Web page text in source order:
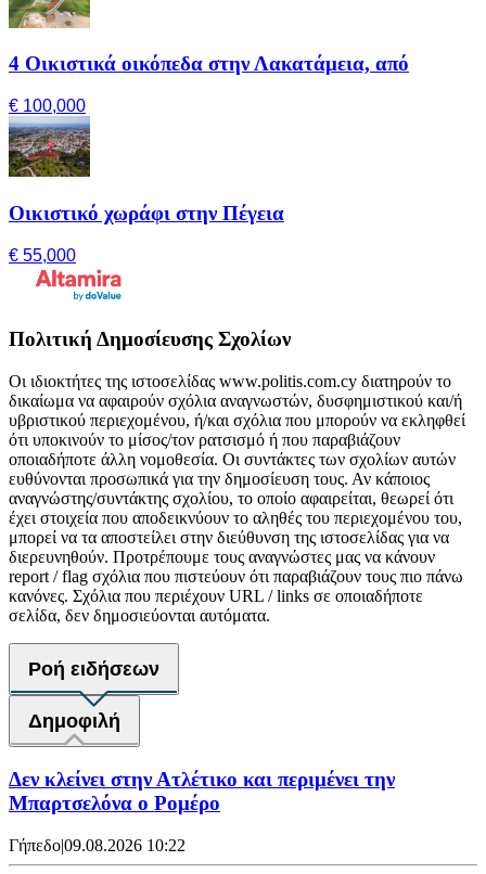
4 Οικιστικά οικόπεδα στην Λακατάμεια, από
€ 100,000
Οικιστικό χωράφι στην Πέγεια
€ 55,000
Πολιτική Δημοσίευσης Σχολίων
Οι ιδιοκτήτες της ιστοσελίδας www.politis.com.cy διατηρούν το
δικαίωμα να αφαιρούν σχόλια αναγνωστών, δυσφημιστικού και/ή
υβριστικού περιεχομένου, ή/και σχόλια που μπορούν να εκληφθεί
ότι υποκινούν το μίσος/τον ρατσισμό ή που παραβιάζουν
οποιαδήποτε άλλη νομοθεσία. Οι συντάκτες των σχολίων αυτών
ευθύνονται προσωπικά για την δημοσίευση τους. Αν κάποιος
αναγνώστης/συντάκτης σχολίου, το οποίο αφαιρείται, θεωρεί ότι
έχει στοιχεία που αποδεικνύουν το αληθές του περιεχομένου του,
μπορεί να τα αποστείλει στην διεύθυνση της ιστοσελίδας για να
διερευνηθούν. Προτρέπουμε τους αναγνώστες μας να κάνουν
report / flag σχόλια που πιστεύουν ότι παραβιάζουν τους πιο πάνω
κανόνες. Σχόλια που περιέχουν URL / links σε οποιαδήποτε
σελίδα, δεν δημοσιεύονται αυτόματα.
Ροή ειδήσεων
Δημοφιλή
Δεν κλείνει στην Ατλέτικο και περιμένει την
Μπαρτσελόνα ο Ρομέρο
Γήπεδο|09.08.2026 10:22